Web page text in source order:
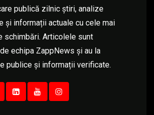
publică zilnic știri, analize
și informații actuale cu cele mai
schimbări. Articolele sunt
echipa ZappNews și au la
publice și informații verificate.